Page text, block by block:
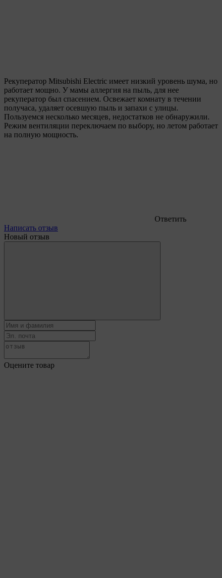
Рекуператор Mitsubishi Electric имеет низкий уровень шума, но
работает мощно. У мамы аллергия на пыль, для нее
рекуператор был спасением. Освежает комнату в течении
получаса, удаляет осевшую пыль и запахи с улицы.
Пользуемся несколько месяцев, недостатков не обнаружили.
Режим вентиляции переключаем по выбору, но летом работает
на полную мощность.
Ответить
Написать отзыв
Новый отзыв
Оцените товар